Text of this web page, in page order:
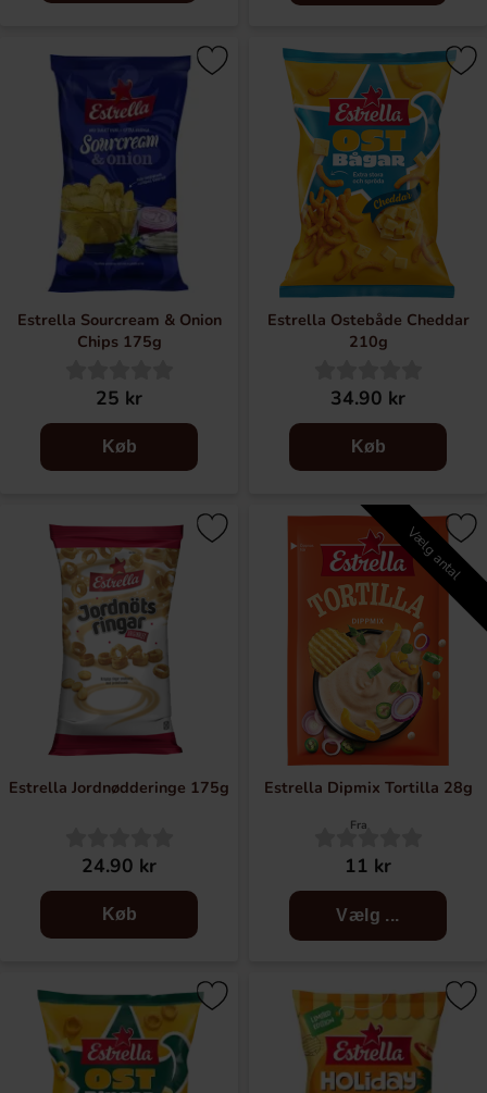
Estrella Sourcream & Onion
Chips 175g
25 kr
Køb
Estrella Ostebåde Cheddar
210g
34.90 kr
Køb
Estrella Jordnødderinge 175g
24.90 kr
Køb
Vælg antal
Estrella Dipmix Tortilla 28g
Fra
11 kr
Vælg ...